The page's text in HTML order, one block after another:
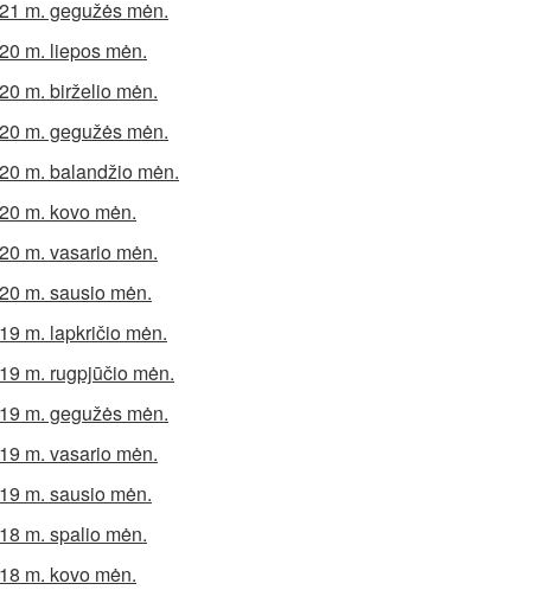
m. gegužės mėn.
m. liepos mėn.
m. birželio mėn.
m. gegužės mėn.
m. balandžio mėn.
m. kovo mėn.
m. vasario mėn.
m. sausio mėn.
m. lapkričio mėn.
m. rugpjūčio mėn.
m. gegužės mėn.
m. vasario mėn.
m. sausio mėn.
m. spalio mėn.
m. kovo mėn.